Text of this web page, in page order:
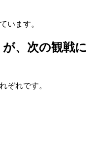
います。
が、次の観戦に
ぞれです。